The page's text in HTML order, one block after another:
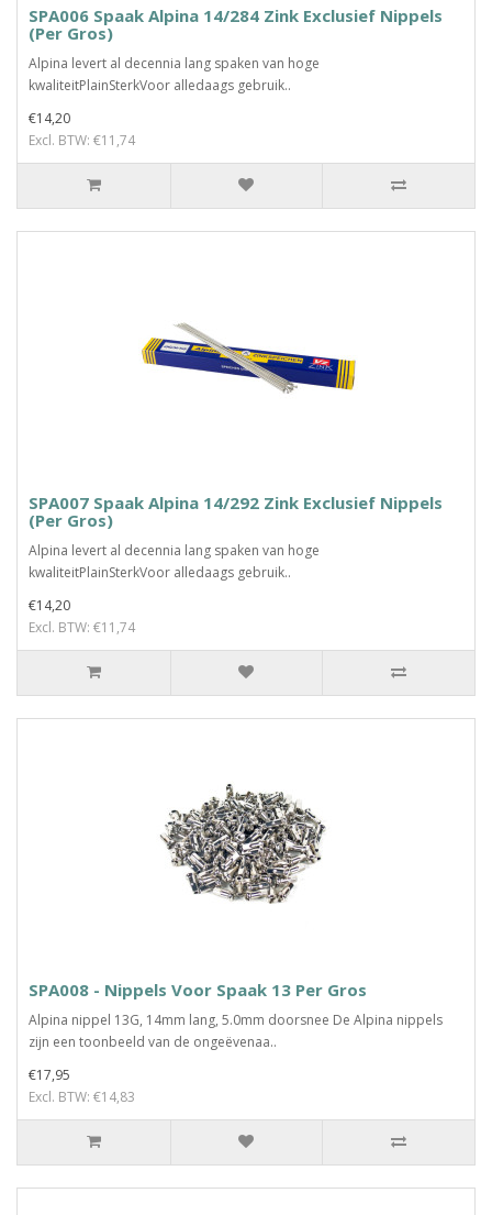
SPA006 Spaak Alpina 14/284 Zink Exclusief Nippels
(Per Gros)
Alpina levert al decennia lang spaken van hoge
kwaliteitPlainSterkVoor alledaags gebruik..
€14,20
Excl. BTW: €11,74
SPA007 Spaak Alpina 14/292 Zink Exclusief Nippels
(Per Gros)
Alpina levert al decennia lang spaken van hoge
kwaliteitPlainSterkVoor alledaags gebruik..
€14,20
Excl. BTW: €11,74
SPA008 - Nippels Voor Spaak 13 Per Gros
Alpina nippel 13G, 14mm lang, 5.0mm doorsnee De Alpina nippels
zijn een toonbeeld van de ongeëvenaa..
€17,95
Excl. BTW: €14,83